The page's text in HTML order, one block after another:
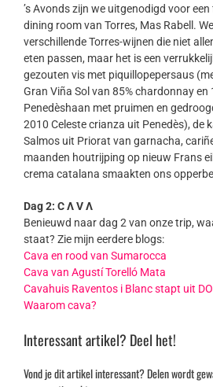
’s Avonds zijn we uitgenodigd voor
dining room van Torres, Mas Rabell.
verschillende Torres-wijnen die niet
eten passen, maar het is een
gezouten vis met piquillopepersaus
Gran Viña Sol van 85% chardonnay en
Penedèshaan met pruimen en
2010 Celeste crianza uit Penedès), de
Salmos uit Priorat van garnacha,
maanden houtrijping op nieuw Frans
crema catalana smaakten ons
Dag 2: C Λ V Λ
Benieuwd naar dag 2 van onze trip,
staat? Zie mijn eerdere blogs:
Cava en rood van Sumarocca
Cava van Agustí Torelló Mata
Cavahuis Raventos i Blanc stapt uit DO
Waarom cava?
Interessant artikel? Deel het!
Vond je dit artikel interessant? Delen wordt